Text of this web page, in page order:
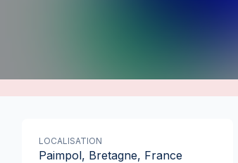
LOCALISATION
Paimpol, Bretagne, France